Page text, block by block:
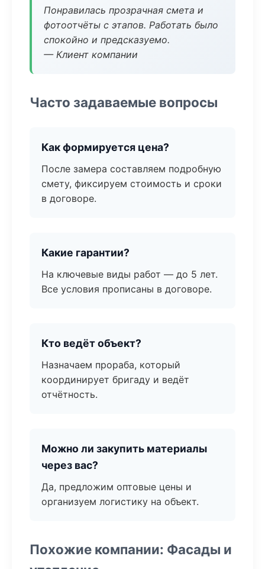
Понравилась прозрачная смета и
фотоотчёты с этапов. Работать было
спокойно и предсказуемо.
— Клиент компании
Часто задаваемые вопросы
Как формируется цена?
После замера составляем подробную
смету, фиксируем стоимость и сроки
в договоре.
Какие гарантии?
На ключевые виды работ — до 5 лет.
Все условия прописаны в договоре.
Кто ведёт объект?
Назначаем прораба, который
координирует бригаду и ведёт
отчётность.
Можно ли закупить материалы
через вас?
Да, предложим оптовые цены и
организуем логистику на объект.
Похожие компании: Фасады и